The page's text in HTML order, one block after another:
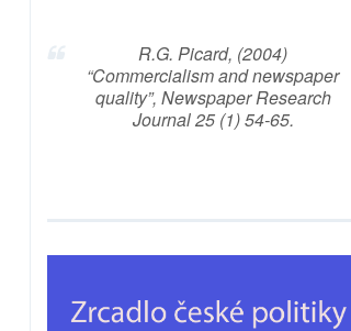
R.G. Picard, (2004)
“Commercialism and newspaper
quality”, Newspaper Research
Journal 25 (1) 54-65.